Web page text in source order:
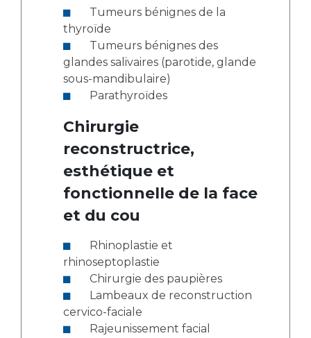
thyroïde
glandes salivaires (parotide, glande
sous-mandibulaire)
Parathyroïdes
Chirurgie
reconstructrice,
esthétique et
fonctionnelle de la face
et du cou
rhinoseptoplastie
Chirurgie des paupières
cervico-faciale